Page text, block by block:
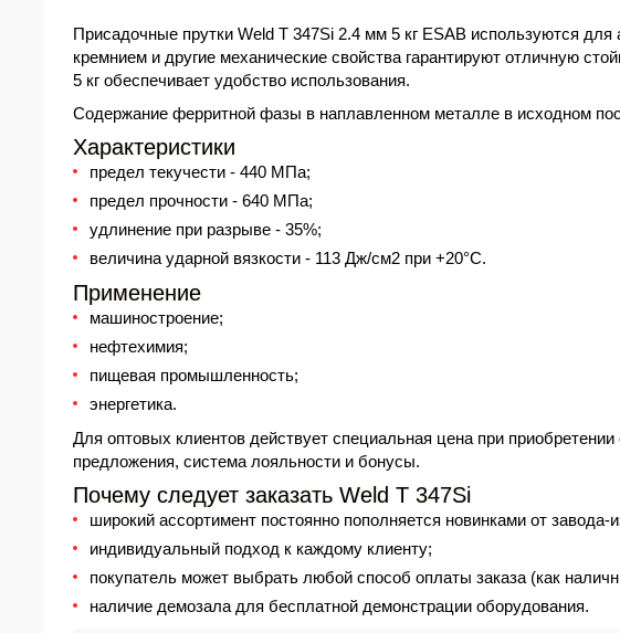
Присадочные прутки Weld T 347Si 2.4 мм 5 кг ESAB используются для
кремнием и другие механические свойства гарантируют отличную
5 кг обеспечивает удобство использования.
Содержание ферритной фазы в наплавленном металле в исходном
Характеристики
предел текучести - 440 МПа;
предел прочности - 640 МПа;
удлинение при разрыве - 35%;
величина ударной вязкости - 113 Дж/см2 при +20°С.
Применение
машиностроение;
нефтехимия;
пищевая промышленность;
энергетика.
Для оптовых клиентов действует специальная цена при
предложения, система лояльности и бонусы.
Почему следует заказать Weld T 347Si
широкий ассортимент постоянно пополняется новинками от завода-
индивидуальный подход к каждому клиенту;
покупатель может выбрать любой способ оплаты заказа (как
наличие демозала для бесплатной демонстрации оборудования.